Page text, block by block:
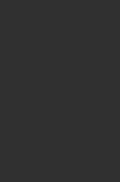
るのか、削除との違いも紹介
別の目安・回線ごとの平均を
！鳴らない場合の対処法も紹介